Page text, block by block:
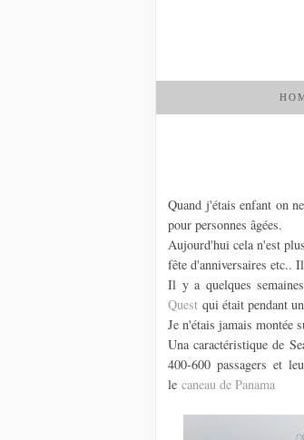
Quand j'étais enfant on
pour personnes âgées.
Aujourd'hui cela n'est
fête d'anniversaires etc..
Il y a quelques
Quest qui était pendant
Je n'étais jamais montée
Una caractéristique de
400-600 passagers et
le caneau de Panama